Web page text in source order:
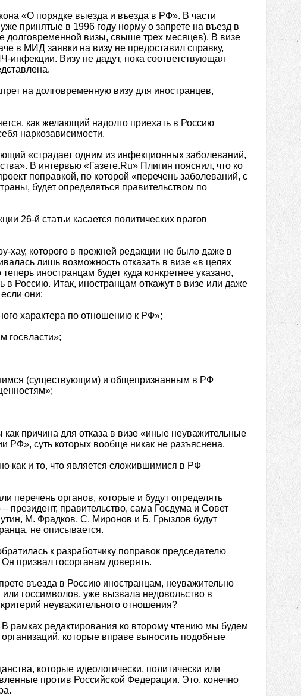
«О порядке выезда и въезда в РФ». В части
принятые в 1996 году норму о запрете на въезд в
визы, свыше трех месяцев). В визе
в МИД заявки на визу не предоставил справку,
инфекции. Визу не дадут, пока соответствующая
на долговременную визу для иностранцев,
как желающий надолго приехать в Россию
наркозависимости.
«страдает одним из инфекционных заболеваний,
В интервью «Газете.Ru» Плигин пояснил, что ко
поправкой, по которой «перечень заболеваний, с
будет определяться правительством по
26-й статьи касается политических врагов
хау, которого в прежней редакции не было даже в
лишь возможность отказать в визе «в целях
иностранцам будет куда конкретнее указано,
в Россию. Итак, иностранцам откажут в визе или даже
они:
характера по отношению к РФ»;
госвласти»;
(существующим) и общепризнанным в РФ
причина для отказа в визе «иные неуважительные
РФ», суть которых вообще никак не разъяснена.
как и то, что является сложившимися в РФ
перечень органов, которые и будут определять
президент, правительство, сама Госдума и Совет
М. Фрадков, С. Миронов и Б. Грызлов будут
не описывается.
к разработчику поправок председателю
призвал госорганам доверять.
въезда в Россию иностранцам, неуважительно
госсимволов, уже вызвала недовольство в
неуважительного отношения?
рамках редактирования ко второму чтению мы будем
которые вправе выносить подобные
которые идеологически, политически или
против Российской Федерации. Это, конечно